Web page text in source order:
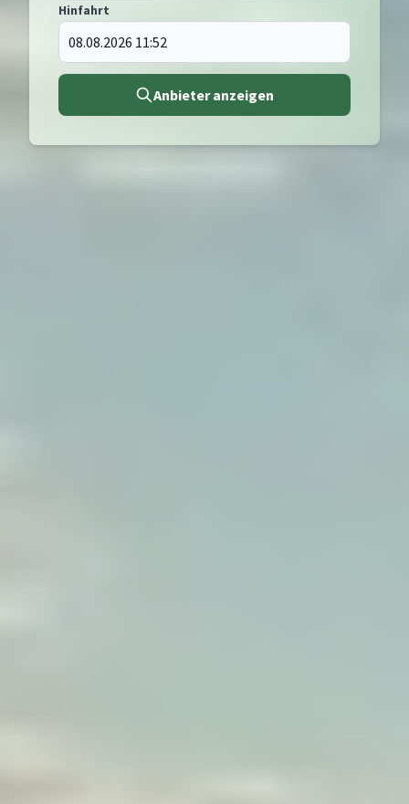
Hinfahrt
Anbieter anzeigen